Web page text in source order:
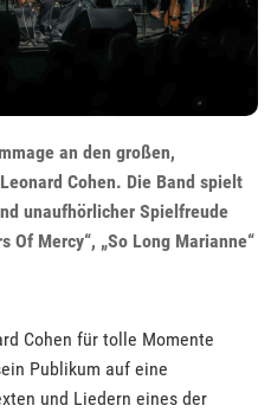
an den großen,
Cohen. Die Band spielt
unaufhörlicher Spielfreude
Of Mercy“, „So Long Marianne“
Cohen für tolle Momente
Publikum auf eine
und Liedern eines der